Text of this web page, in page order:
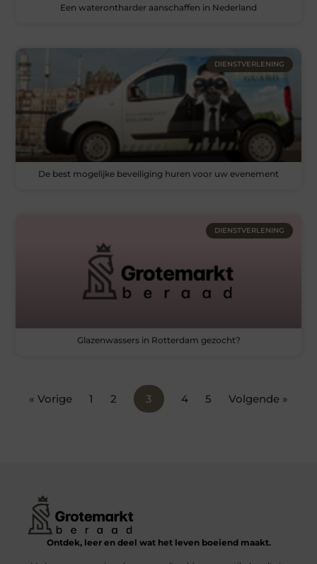
Een waterontharder aanschaffen in Nederland
DIENSTVERLENING
De best mogelijke beveiliging huren voor uw evenement
DIENSTVERLENING
Glazenwassers in Rotterdam gezocht?
« Vorige 1 2 3 4 5 Volgende »
Ontdek, leer en deel wat het leven boeiend maakt.